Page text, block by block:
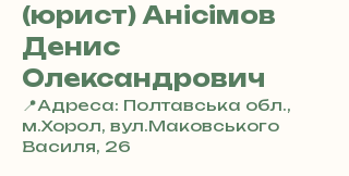
(юрист) Анісімов
Денис
Олександрович
📍Адреса: Полтавська обл.,
м.Хорол, вул.Маковського
Василя, 26